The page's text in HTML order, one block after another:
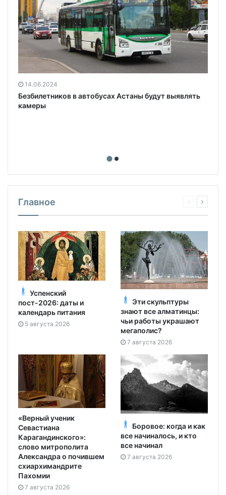
14.06.2024
Безбилетников в автобусах Астаны будут выявлять
камеры
Главное
Успенский
пост-2026: даты и
календарь питания
5 августа 2026
Эти скульптуры
знают все алматинцы:
чьи работы украшают
мегаполис?
7 августа 2026
«Верный ученик
Севастиана
Карагандинского»:
слово митрополита
Александра о почившем
схиархимандрите
Пахомии
7 августа 2026
Боровое: когда и как
все начиналось, и кто
все начинал
7 августа 2026